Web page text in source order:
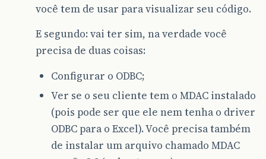
você tem de usar para visualizar seu código.
E segundo: vai ter sim, na verdade você
precisa de duas coisas:
Configurar o ODBC;
Ver se o seu cliente tem o MDAC instalado
(pois pode ser que ele nem tenha o driver
ODBC para o Excel). Você precisa também
de instalar um arquivo chamado MDAC